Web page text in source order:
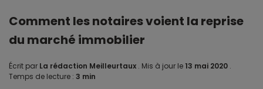
Comment les notaires voient la reprise
du marché immobilier
Écrit par La rédaction Meilleurtaux . Mis à jour le 13 mai 2020 .
Temps de lecture : 3 min